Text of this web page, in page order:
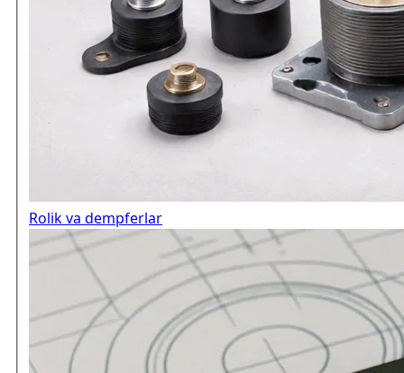
Rolik va dempferlar